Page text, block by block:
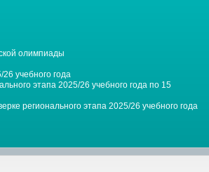
олимпиады
учебного года
этапа 2025/26 учебного года по 15
регионального этапа 2025/26 учебного года
половины дипломов
биологии